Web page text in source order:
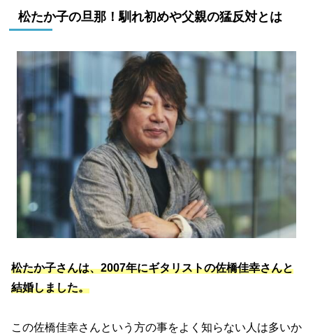
松たか子の旦那！馴れ初めや父親の猛反対とは
松たか子さんは、2007年にギタリストの佐橋佳幸さんと
結婚しました。
この佐橋佳幸さんという方の事をよく知らない人は多いか